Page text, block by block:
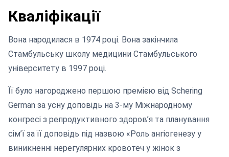
Кваліфікації
Вона народилася в 1974 році. Вона закінчила
Стамбульську школу медицини Стамбульського
університету в 1997 році.
Її було нагороджено першою премією від Schering
German за усну доповідь на 3-му Міжнародному
конгресі з репродуктивного здоров’я та планування
сім’ї за її доповідь під назвою «Роль ангіогенезу у
виникненні нерегулярних кровотеч у жінок з